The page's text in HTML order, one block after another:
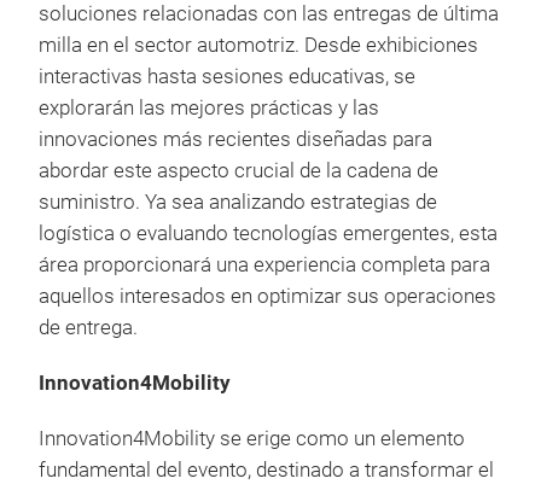
soluciones relacionadas con las entregas de última
milla en el sector automotriz. Desde exhibiciones
interactivas hasta sesiones educativas, se
explorarán las mejores prácticas y las
innovaciones más recientes diseñadas para
abordar este aspecto crucial de la cadena de
suministro. Ya sea analizando estrategias de
logística o evaluando tecnologías emergentes, esta
área proporcionará una experiencia completa para
aquellos interesados en optimizar sus operaciones
de entrega.
Innovation4Mobility
Innovation4Mobility se erige como un elemento
fundamental del evento, destinado a transformar el